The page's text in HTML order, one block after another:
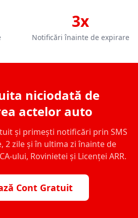
3x
Notificări înainte de expirare
niciodată de
actelor auto
și primești notificări prin SMS
2 zile și în ultima zi înainte de
ului, Rovinietei și Licenței ARR.
Cont Gratuit